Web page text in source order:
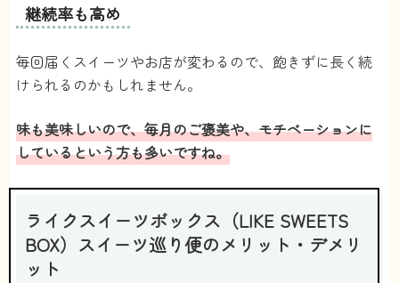
【見た目】
ちゃんとした箱にはいってます。夏でも傷みなしで
せん。
お菓子自体も高級感があって、写真をいちいち撮り
個包装になってるのも助かります。
【配送頻度】
スキップもできますし、ちょうど良いです。
頻繁に食べるものでもないですしね。
【継続】
になれると思うと、かなり安いです^_^
お茶漬け
40代 主婦
継続率も高め
毎回届くスイーツやお店が変わるので、飽きずに長く続
けられるのかもしれません。
味も美味しいので、毎月のご褒美や、モチベーションに
しているという方も多いですね。
ライクスイーツボックス（LIKE SWEETS
BOX）スイーツ巡り便のメリット・デメリ
ット